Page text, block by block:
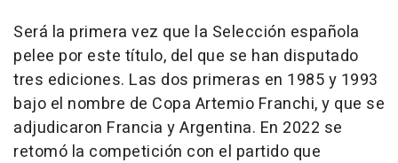
Será la primera vez que la Selección española
pelee por este título, del que se han disputado
tres ediciones. Las dos primeras en 1985 y 1993
bajo el nombre de Copa Artemio Franchi, y que se
adjudicaron Francia y Argentina. En 2022 se
retomó la competición con el partido que